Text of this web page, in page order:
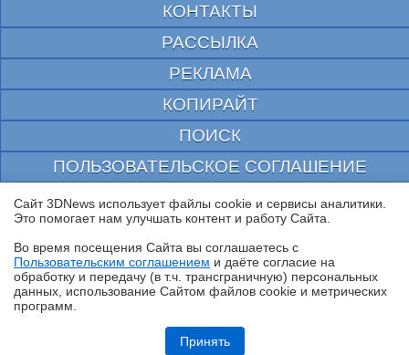
Обзор смартфона HUAWEI Pura 90s Pro Max: красота повсюду
КОНТАКТЫ
РАССЫЛКА
РЕКЛАМА
КОПИРАЙТ
ПОИСК
ПОЛЬЗОВАТЕЛЬСКОЕ СОГЛАШЕНИЕ
ЗАЩИЩЕНО CURATOR
© 1997—2026 Электронное периодическое издание "3ДНьюс" | Свидетельство о
выдано Федеральной Службой по надзору за соблюдением законодательства в сфере
массовых коммуникаций и охране культурного наследия
При цитировании документа ссылка на сайт с указанием автора обязательна. Полное
заимствование документа является нарушением
российского и международного законодательства и возможно только с согласия
Сайт 3DNews использует файлы cookie и сервисы аналитики.
Это помогает нам улучшать контент и работу Cайта.
Во время посещения Cайта вы соглашаетесь с
Пользовательским соглашением и даёте согласие на
обработку и передачу (в т.ч. трансграничную) персональных
данных, использование Cайтом файлов cookie и метрических
программ.
Принять